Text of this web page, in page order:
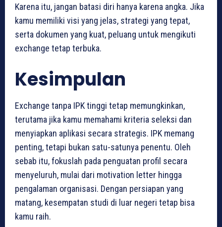
Karena itu, jangan batasi diri hanya karena angka. Jika
kamu memiliki visi yang jelas, strategi yang tepat,
serta dokumen yang kuat, peluang untuk mengikuti
exchange tetap terbuka.
Kesimpulan
Exchange tanpa IPK tinggi tetap memungkinkan,
terutama jika kamu memahami kriteria seleksi dan
menyiapkan aplikasi secara strategis. IPK memang
penting, tetapi bukan satu-satunya penentu. Oleh
sebab itu, fokuslah pada penguatan profil secara
menyeluruh, mulai dari motivation letter hingga
pengalaman organisasi. Dengan persiapan yang
matang, kesempatan studi di luar negeri tetap bisa
kamu raih.